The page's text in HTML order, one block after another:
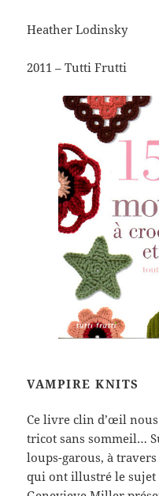
Heather Lodinsky
2011 – Tutti Frutti
VAMPIRE KNITS
Ce livre clin d’œil
tricot sans sommeil…
loups-garous, à
qui ont illustré le sujet